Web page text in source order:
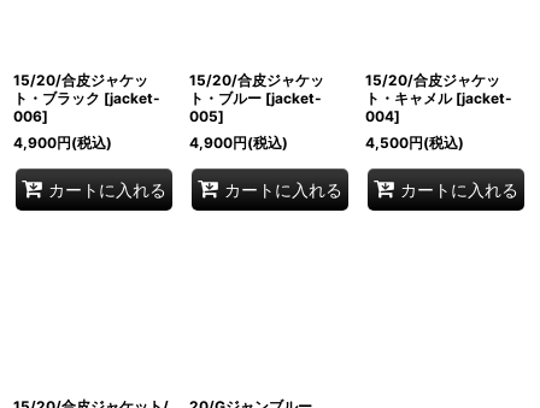
15/20/合皮ジャケッ
ト・ブラック [jacket-
006]
4,900円(税込)
カートに入れる
15/20/合皮ジャケッ
ト・ブルー [jacket-
005]
4,900円(税込)
カートに入れる
15/20/合皮ジャケッ
ト・キャメル [jacket-
004]
4,500円(税込)
カートに入れる